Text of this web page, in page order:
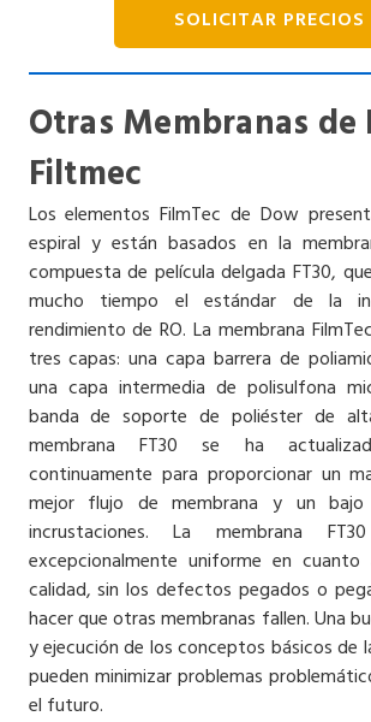
SOLICITAR PRECIOS
Otras Membranas de
Filtmec
Los elementos FilmTec de Dow
espiral y están basados ​​en la
compuesta de película delgada FT30,
mucho tiempo el estándar de la
rendimiento de RO. La membrana
tres capas: una capa barrera de
una capa intermedia de polisulfona
banda de soporte de poliéster de
membrana FT30 se ha
continuamente para proporcionar un
mejor flujo de membrana y un bajo
incrustaciones. La membrana
excepcionalmente uniforme en
calidad, sin los defectos pegados o
hacer que otras membranas fallen. Una
y ejecución de los conceptos básicos de
pueden minimizar problemas
el futuro.